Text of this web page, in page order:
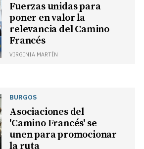
Fuerzas unidas para
poner en valor la
relevancia del Camino
Francés
VIRGINIA MARTÍN
BURGOS
Asociaciones del
'Camino Francés' se
unen para promocionar
la ruta